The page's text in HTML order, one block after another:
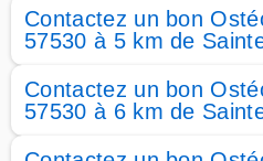
Contactez un bon
57530 à 5 km de
Contactez un bon
57530 à 6 km de